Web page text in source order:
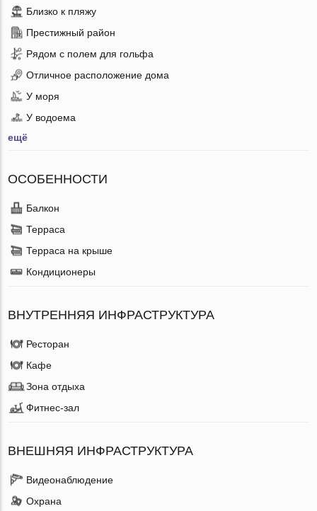
Близко к пляжу
Престижный район
Рядом с полем для гольфа
Отличное расположение дома
У моря
У водоема
ещё
ОСОБЕННОСТИ
Балкон
Терраса
Терраса на крыше
Кондиционеры
ВНУТРЕННЯЯ ИНФРАСТРУКТУРА
Ресторан
Кафе
Зона отдыха
Фитнес-зал
ВНЕШНЯЯ ИНФРАСТРУКТУРА
Видеонаблюдение
Охрана